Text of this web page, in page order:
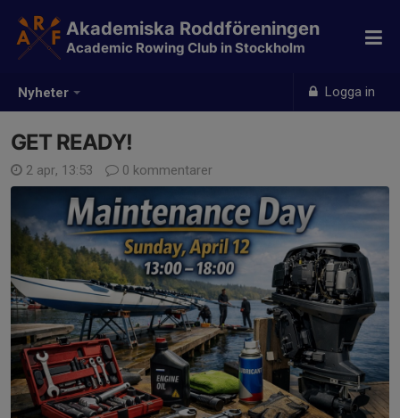
Nyheter Logga in
Akademiska Roddföreningen
Academic Rowing Club in Stockholm
GET READY!
2 apr, 13:53 0 kommentarer